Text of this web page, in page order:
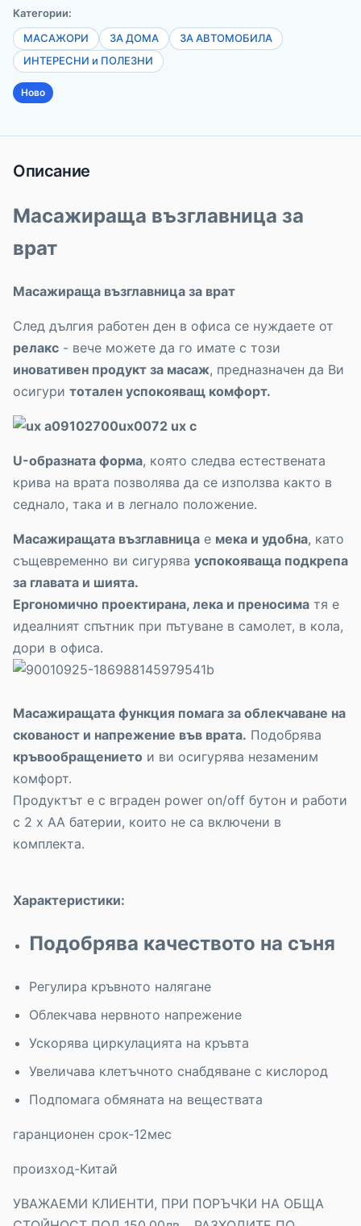
Категории:
МАСАЖОРИ
ЗА ДОМА
ЗА АВТОМОБИЛА
ИНТЕРЕСНИ и ПОЛЕЗНИ
Ново
Описание
Масажираща възглавница за
врат
Масажираща възглавница за врат
След дългия работен ден в офиса се нуждаете от
релакс - вече можете да го имате с този
иновативен продукт за масаж, предназначен да Ви
осигури тотален успокояващ комфорт.
U-образната форма, която следва естествената
крива на врата позволява да се използва както в
седнало, така и в легнало положение.
Масажиращата възглавница е мека и удобна, като
същевременно ви сигурява успокояваща подкрепа
за главата и шията.
Ергономично проектирана, лека и преносима тя е
идеалният спътник при пътуване в самолет, в кола,
дори в офиса.
Масажиращата функция помага за облекчаване на
скованост и напрежение във врата. Подобрява
кръвообращението и ви осигурява незаменим
комфорт.
Продуктът е с вграден power on/off бутон и работи
с 2 х АА батерии, които не са включени в
комплекта.
Характеристики:
Подобрява качеството на съня
Регулира кръвното налягане
Облекчава нервното напрежение
Ускорява циркулацията на кръвта
Увеличава клетъчното снабдяване с кислород
Подпомага обмяната на веществата
гаранционен срок-12мес
произход-Китай
УВАЖАЕМИ КЛИЕНТИ, ПРИ ПОРЪЧКИ НА ОБЩА